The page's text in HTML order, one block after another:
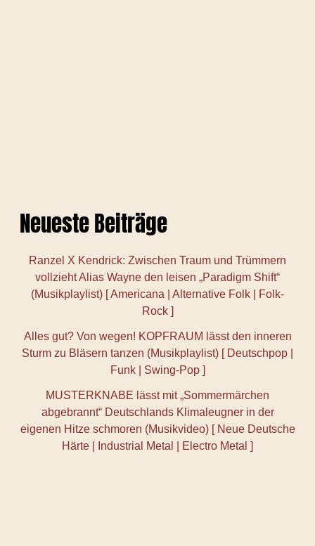
Neueste Beiträge
Ranzel X Kendrick: Zwischen Traum und Trümmern
vollzieht Alias Wayne den leisen „Paradigm Shift“
(Musikplaylist) [ Americana | Alternative Folk | Folk-
Rock ]
Alles gut? Von wegen! KOPFRAUM lässt den inneren
Sturm zu Bläsern tanzen (Musikplaylist) [ Deutschpop |
Funk | Swing-Pop ]
MUSTERKNABE lässt mit „Sommermärchen
abgebrannt“ Deutschlands Klimaleugner in der
eigenen Hitze schmoren (Musikvideo) [ Neue Deutsche
Härte | Industrial Metal | Electro Metal ]